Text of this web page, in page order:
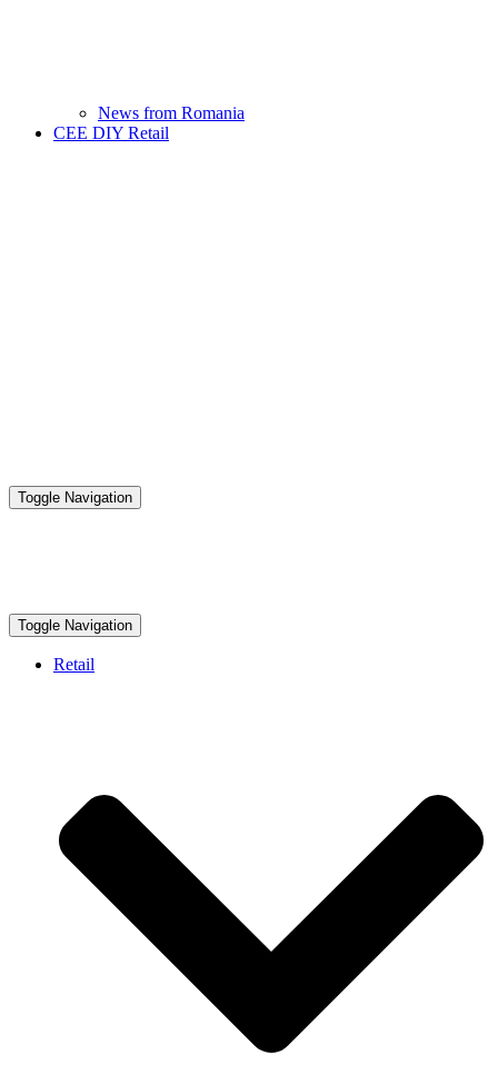
News from Romania
CEE DIY Retail
Toggle Navigation
Toggle Navigation
Retail